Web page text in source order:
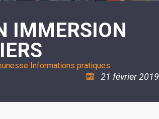
VENIR
À
IMMERSION
Informations pratiques
21 février 2019